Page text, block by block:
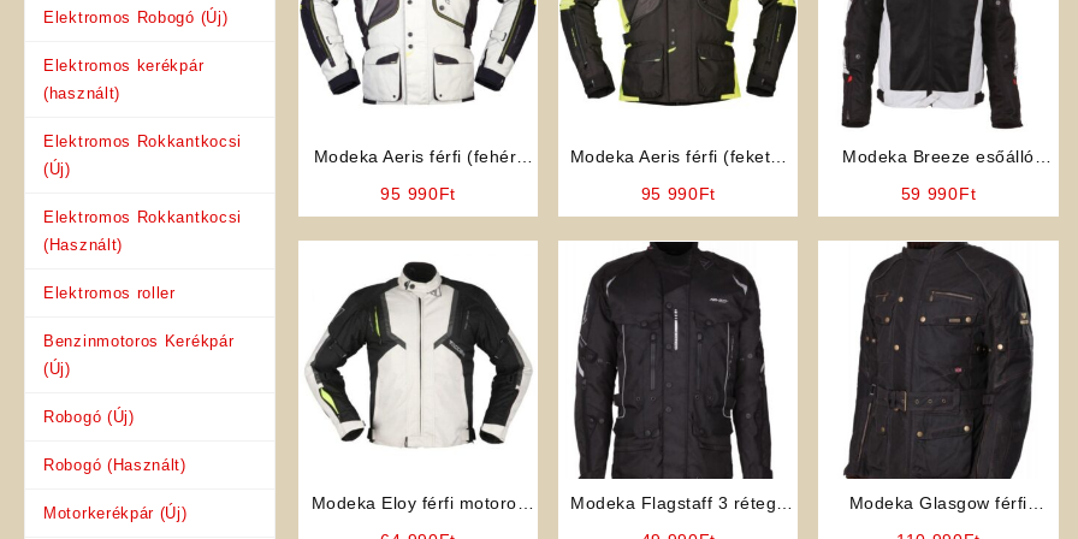
Elektromos Robogó (Új)
Elektromos kerékpár
(használt)
Elektromos Rokkantkocsi
(Új)
Elektromos Rokkantkocsi
(Használt)
Elektromos roller
Benzinmotoros Kerékpár
(Új)
Robogó (Új)
Robogó (Használt)
Motorkerékpár (Új)
Modeka Aeris férfi (fehér)
95 990Ft
Modeka Aeris férfi (fekete-
95 990Ft
Modeka Breeze esőálló
59 990Ft
Modeka Eloy férfi motoros
Modeka Flagstaff 3 rétegű
Modeka Glasgow férfi